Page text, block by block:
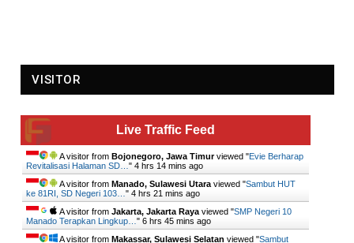
VISITOR
Live Traffic Feed
A visitor from Bojonegoro, Jawa Timurviewed "Evie Berharap
Revitalisasi Halaman SD… " 4 hrs 14 mins ago
A visitor from Manado, Sulawesi Utara viewed "Sambut HUT
ke 81RI, SD Negeri 103… " 4 hrs 21 mins ago
A visitor from Jakarta, Jakarta Raya viewed "SMP Negeri 10
Manado Terapkan Lingkup… " 6 hrs 45 mins ago
A visitor from Makassar, Sulawesi Selatan viewed "Sambut